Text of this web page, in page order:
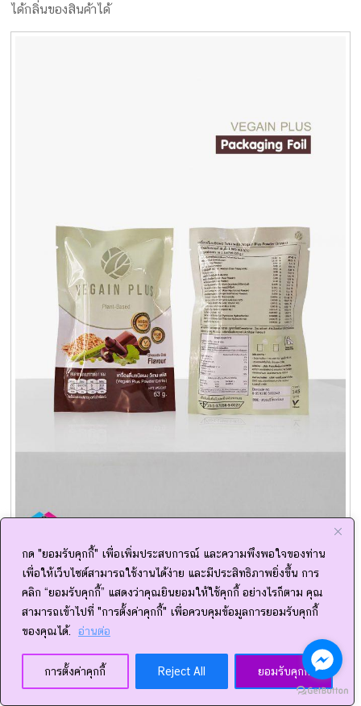
กด "ยอมรับคุกกี้" เพื่อเพิ่มประสบการณ์ และความพึงพอใจของท่าน
เพื่อให้เว็บไซต์สามารถใช้งานได้ง่าย และมีประสิทธิภาพยิ่งขึ้น การ
คลิก “ยอมรับคุกกี้” แสดงว่าคุณยินยอมให้ใช้คุกกี้ อย่างไรก็ตาม คุณ
สามารถเข้าไปที่ "การตั้งค่าคุกกี้" เพื่อควบคุมข้อมูลการยอมรับคุกกี้
ของคุณได้.
อ่านต่อ
การตั้งค่าคุกกี้ Reject All ยอมรับคุกกี้
ได้กลิ่นของสินค้าได้
ตัวอย่างงานผลิตซองแบบฉีก เครื่องดื่มชนิดผง
Package-DD รับผลิตซองอาหารซองบรรจุภัณฑ์ สร้างสรรค์ผล
งานการออกแบบ ให้เกิดความแตกต่างเป็นที่น่าจดจำ ให้แก่
ผลิตภัณฑ์ของแบรนด์ของคุณ เรารับผลิตกล่องบรรจุภัณฑ์เพื่อสร้าง
สิ่งที่น่าจดจำจึงเป็นสิ่งสำคัญไม่ใช่แค่สินค้าจะมีคุณภาพอย่างเดียว
สนใจสอบถามเพิ่มเติมได้ที่
Facebook Fanpageหรือเพิ่มเพื่อน